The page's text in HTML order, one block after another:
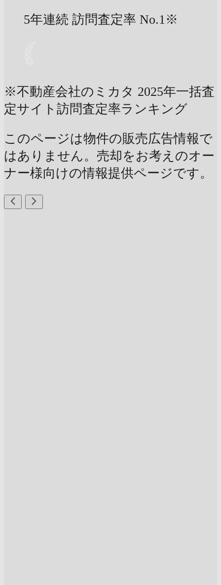
5年連続 訪問査定率 No.1※
※不動産会社のミカタ 2025年一括査
定サイト訪問査定率ランキング
このページは物件の販売広告情報で
はありません。売却をお考えのオー
ナー様向けの情報提供ページです。